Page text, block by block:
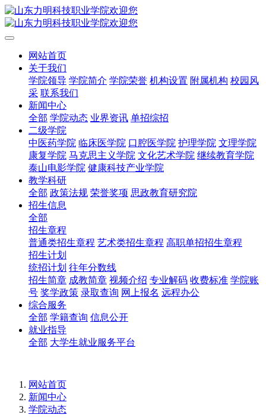
网站首页
关于我们
学院领导 学院简介 学院荣誉 机构设置 附属机构 校园风
采 联系我们
新闻中心
全部 学院动态 业界资讯 单招综招
二级学院
中医药学院 临床医学院 口腔医学院 护理学院 文理学院
康复学院 马克思主义学院 文化艺术学院 继续教育学院
泰山电影学院 健康科技产业学院
教学科研
全部 政策法规 荣誉奖项 思政教育研究院
招生信息
全部
招生章程
普通类招生章程 艺术类招生章程 高职单招招生章程
招生计划
统招计划 往年分数线
招生简章 成教简章 视频介绍 专业解码 收费标准 学院账
号 奖学政策 录取查询 网上报名 远程办公
综合服务
全部 学籍查询 信息公开
就业指导
全部 大学生就业服务平台
网站首页
新闻中心
学院动态